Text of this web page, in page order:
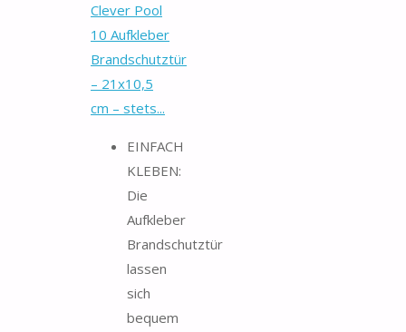
Clever Pool
10 Aufkleber
Brandschutztür
– 21x10,5
cm – stets...
EINFACH
KLEBEN:
Die
Aufkleber
Brandschutztür
lassen
sich
bequem